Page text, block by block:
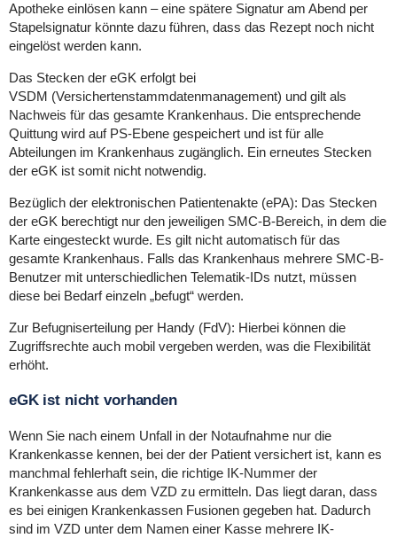
Apotheke einlösen kann – eine spätere Signatur am Abend per
Stapelsignatur könnte dazu führen, dass das Rezept noch nicht
eingelöst werden kann.
Das Stecken der eGK erfolgt bei
VSDM (Versichertenstammdatenmanagement) und gilt als
Nachweis für das gesamte Krankenhaus. Die entsprechende
Quittung wird auf PS-Ebene gespeichert und ist für alle
Abteilungen im Krankenhaus zugänglich. Ein erneutes Stecken
der eGK ist somit nicht notwendig.
Bezüglich der elektronischen Patientenakte (ePA): Das Stecken
der eGK berechtigt nur den jeweiligen SMC-B-Bereich, in dem die
Karte eingesteckt wurde. Es gilt nicht automatisch für das
gesamte Krankenhaus. Falls das Krankenhaus mehrere SMC-B-
Benutzer mit unterschiedlichen Telematik-IDs nutzt, müssen
diese bei Bedarf einzeln „befugt“ werden.
Zur Befugniserteilung per Handy (FdV): Hierbei können die
Zugriffsrechte auch mobil vergeben werden, was die Flexibilität
erhöht.
eGK ist nicht vorhanden
Wenn Sie nach einem Unfall in der Notaufnahme nur die
Krankenkasse kennen, bei der der Patient versichert ist, kann es
manchmal fehlerhaft sein, die richtige IK-Nummer der
Krankenkasse aus dem VZD zu ermitteln. Das liegt daran, dass
es bei einigen Krankenkassen Fusionen gegeben hat. Dadurch
sind im VZD unter dem Namen einer Kasse mehrere IK-